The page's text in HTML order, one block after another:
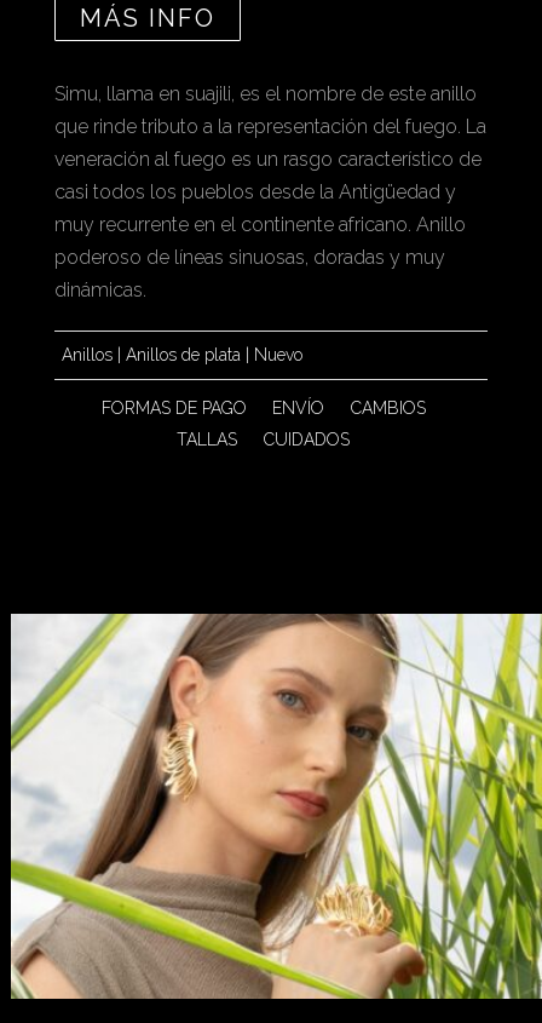
MÁS INFO
Simu, llama en suajili, es el nombre de este anillo
que rinde tributo a la representación del fuego. La
veneración al fuego es un rasgo característico de
casi todos los pueblos desde la Antigüedad y
muy recurrente en el continente africano. Anillo
poderoso de líneas sinuosas, doradas y muy
dinámicas.
Anillos| Anillos de plata Nuevo
FORMAS DE PAGO ENVÍO
CAMBIOS
TALLAS
CUIDADOS